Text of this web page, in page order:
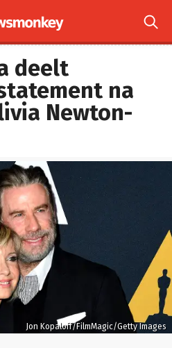

deelt
na
Newton-
Jon Kopaloff/FilmMagic/Getty Images